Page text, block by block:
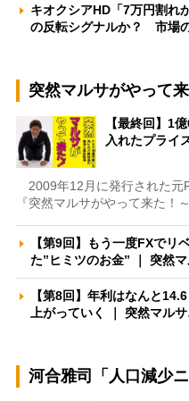
キオクシアHD「7万円割れ
の反転シグナルか？ 市場
突然マルサがやって来
【最終回】1
入れたプライ
2009年12月に発行された元
『突然マルサがやって来た！
【第9回】もう一度FXで
た”ヒミツのお金” ｜ 突然
【第8回】年利はなんと
上がっていく ｜ 突然マル
河合雅司「人口減少